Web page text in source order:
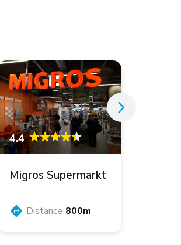
4.4
Migros Supermarkt
Distance 800m